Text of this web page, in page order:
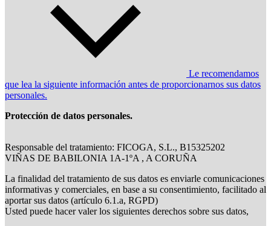
Le recomendamos
que lea la siguiente información antes de proporcionarnos sus datos
personales.
Protección de datos personales.
Responsable del tratamiento: FICOGA, S.L., B15325202
VIÑAS DE BABILONIA 1A-1ºA , A CORUÑA
La finalidad del tratamiento de sus datos es enviarle comunicaciones
informativas y comerciales, en base a su consentimiento, facilitado al
aportar sus datos (artículo 6.1.a, RGPD)
Usted puede hacer valer los siguientes derechos sobre sus datos,